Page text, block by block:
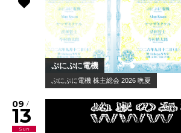
ぷにぷに電機
ぷにぷに電機 株主総会 2026 晩夏
09 /
13
Sun